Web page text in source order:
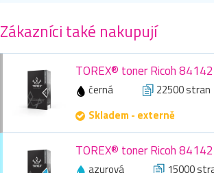
Zákazníci také nakupují
TOREX® toner Ricoh
černá 22500 stran
Skladem - externě
TOREX® toner Ricoh
azurová 15000